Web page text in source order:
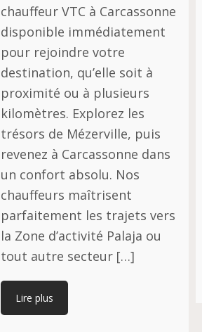
chauffeur VTC à Carcassonne
disponible immédiatement
pour rejoindre votre
destination, qu’elle soit à
proximité ou à plusieurs
kilomètres. Explorez les
trésors de Mézerville, puis
revenez à Carcassonne dans
un confort absolu. Nos
chauffeurs maîtrisent
parfaitement les trajets vers
la Zone d’activité Palaja ou
tout autre secteur […]
Lire plus